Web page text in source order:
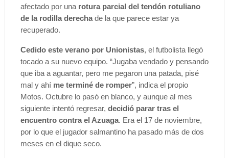
afectado por una rotura parcial del tendón rotuliano
de la rodilla derechade la que parece estar ya
recuperado.
Cedido este verano por Unionistas, el futbolista llegó
tocado a su nuevo equipo. “Jugaba vendado y pensando
que iba a aguantar, pero me pegaron una patada, pisé
mal y ahí me terminé de romper”, indica el propio
Motos. Octubre lo pasó en blanco, y aunque al mes
siguiente intentó regresar, decidió parar tras el
encuentro contra el Azuaga. Era el 17 de noviembre,
por lo que el jugador salmantino ha pasado más de dos
meses en el dique seco.